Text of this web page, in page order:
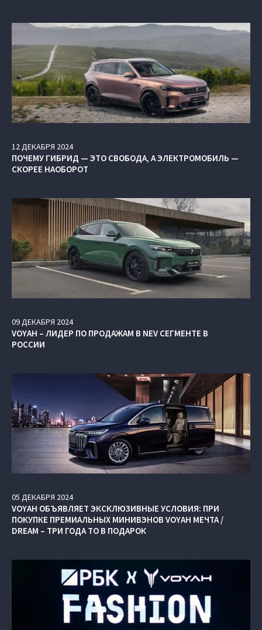
12ДЕКАБРЯ 2024
ПОЧЕМУ ГИБРИД — ЭТО СВОБОДА, А ЭЛЕКТРОМОБИЛЬ —
СКОРЕЕ НАОБОРОТ
09ДЕКАБРЯ 2024
VOYAH – ЛИДЕР ПО ПРОДАЖАМ В NEV СЕГМЕНТЕ В
РОССИИ
05 ДЕКАБРЯ 2024
VOYAH ОБЪЯВЛЯЕТ ЭКСКЛЮЗИВНЫЕ УСЛОВИЯ: ПРИ
ПОКУПКЕ ПРЕМИАЛЬНЫХ МИНИВЭНОВ VOYAH МЕЧТА /
DREAM – ТРИ ГОДА ТО В ПОДАРОК